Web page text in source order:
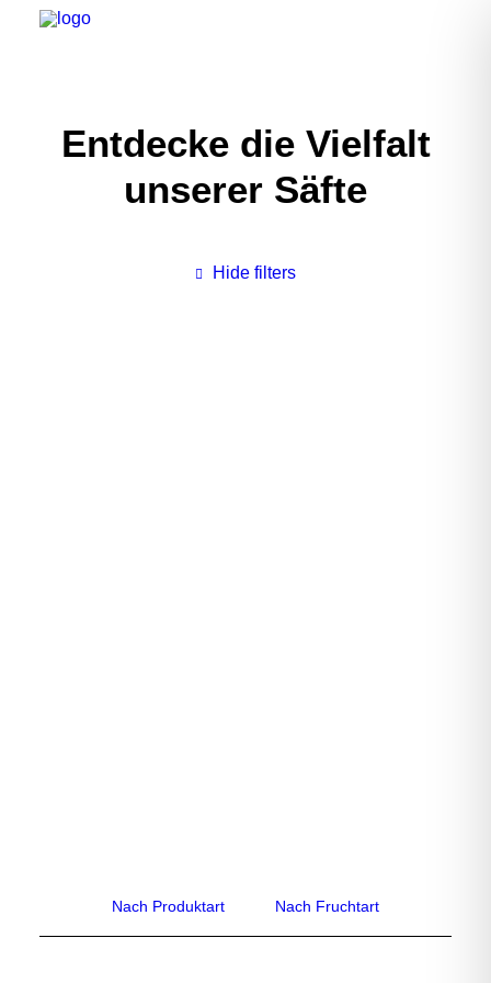
Entdecke die Vielfalt
unserer Säfte
Hide filters
Nach Produktart Nach Fruchtart